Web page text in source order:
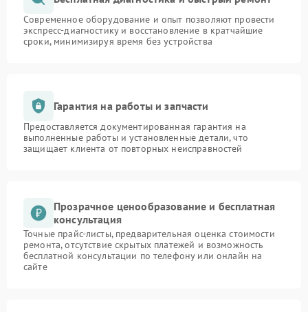
Современное оборудование и опыт позволяют провести
экспресс-диагностику и восстановление в кратчайшие
сроки, минимизируя время без устройства
Гарантия на работы и запчасти
Предоставляется документированная гарантия на
выполненные работы и установленные детали, что
защищает клиента от повторных неисправностей
Прозрачное ценообразование и бесплатная
консультация
Точные прайс-листы, предварительная оценка стоимости
ремонта, отсутствие скрытых платежей и возможность
бесплатной консультации по телефону или онлайн на
сайте